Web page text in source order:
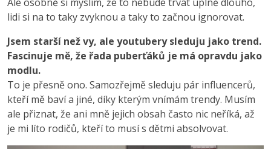
lidi si na to taky zvyknou a taky to začnou ignorovat.
Jsem starší než vy, ale youtubery sleduju jako trend.
Fascinuje mě, že řada puberťáků je má opravdu jako
modlu.
To je přesně ono. Samozřejmě sleduju pár influencerů,
kteří mě baví a jiné, díky kterým vnímám trendy. Musím
ale přiznat, že ani mně jejich obsah často nic neříká, až
je mi líto rodičů, kteří to musí s dětmi absolvovat.